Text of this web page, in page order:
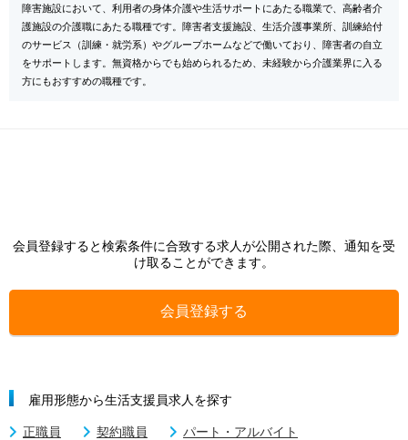
障害施設において、利用者の身体介護や生活サポートにあたる職業で、高齢者介
護施設の介護職にあたる職種です。障害者支援施設、生活介護事業所、訓練給付
のサービス（訓練・就労系）やグループホームなどで働いており、障害者の自立
をサポートします。無資格からでも始められるため、未経験から介護業界に入る
方にもおすすめの職種です。
会員登録すると検索条件に合致する求人が公開された際、通知を受
け取ることができます。
会員登録する
雇用形態から生活支援員求人を探す
正職員 契約職員
パート・アルバイト